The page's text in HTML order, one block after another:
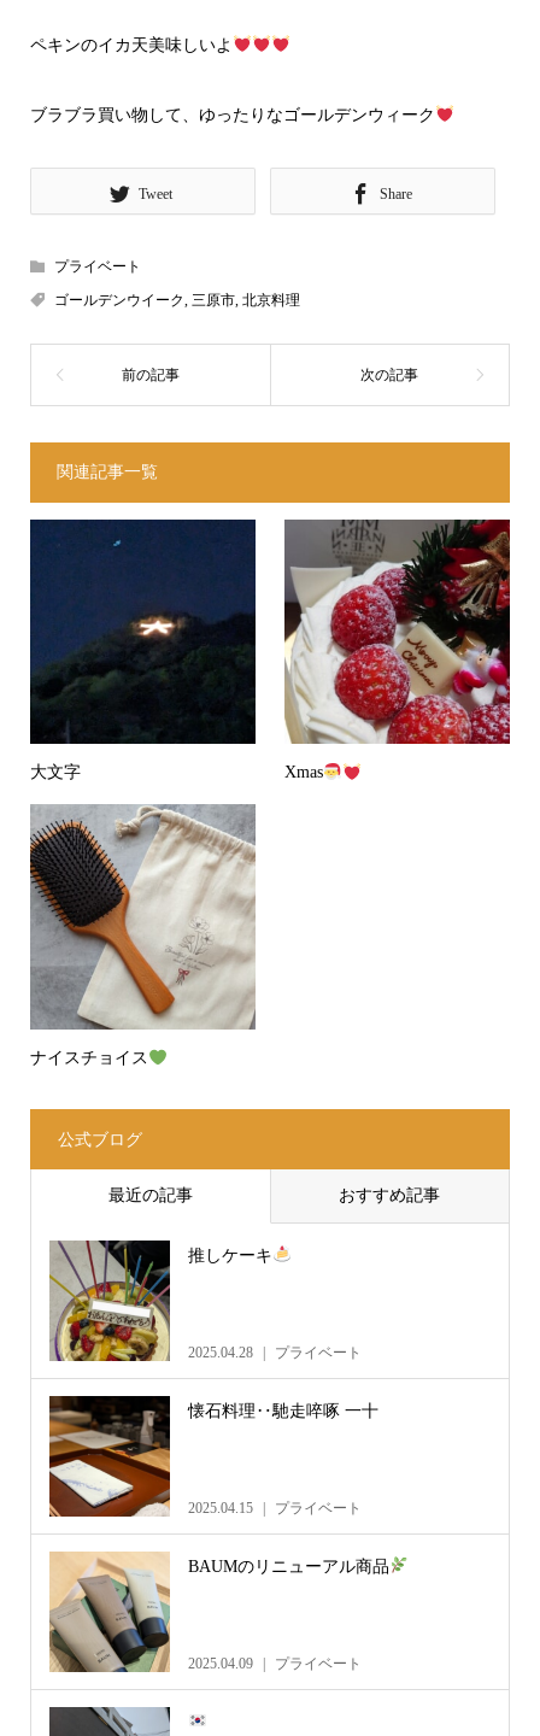
ペキンのイカ天美味しいよ
ブラブラ買い物して、ゆったりなゴールデンウィーク
Tweet Share
プライベート
ゴールデンウイーク
三原市, 北京料理
関連記事一覧
大文字 Xmas
ナイスチョイス
公式ブログ
最近の記事 おすすめ記事
推しケーキ
2025.04.28 プライベート
懐石料理‥馳走啐啄 一十
2025.04.15 プライベート
BAUMのリニューアル商品
2025.04.09 プライベート